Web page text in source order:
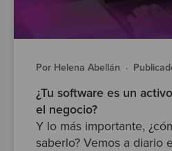
Por Helena Abellán ·
¿Tu software es un
el negocio?
Y lo más importante,
saberlo? Vemos a diario